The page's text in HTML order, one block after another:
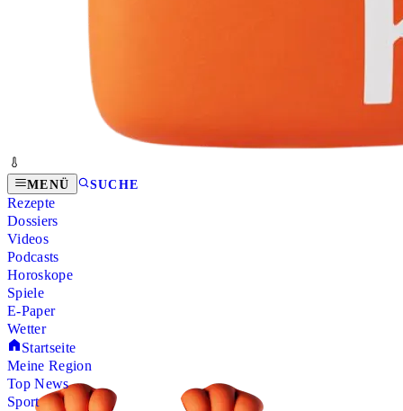
MENÜ SUCHE
Rezepte
Dossiers
Videos
Podcasts
Horoskope
Spiele
E-Paper
Wetter
Startseite
Meine Region
Top News
Sport